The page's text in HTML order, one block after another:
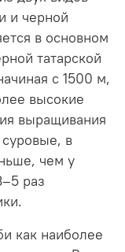
и черной
в основном
татарской
с 1500 м,
высокие
выращивания
в
чем у
раз
как наиболее